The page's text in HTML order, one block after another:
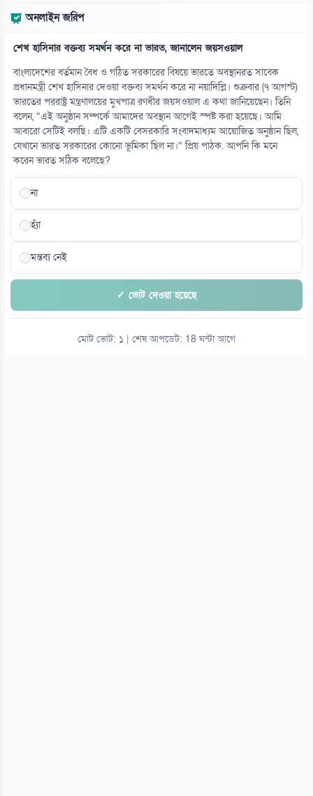
০৮ আগস্ট
১৪
হলিউডের পরবর্তী ধাপে প্রিয়াঙ্কা
০৮ আগস্ট
১৫
কোনো শিল্পীকে এভাবে অসম্মান করা করা উচিত নয়: হাসান
০৮ আগস্ট
অনলাইন জরিপ
শেখ হাসিনার বক্তব্য সমর্থন করে না ভারত, জানালেন জয়সওয়াল
বাংলাদেশের বর্তমান বৈধ ও গঠিত সরকারের বিষয়ে ভারতে অবস্থানরত সাবেক
প্রধানমন্ত্রী শেখ হাসিনার দেওয়া বক্তব্য সমর্থন করে না নয়াদিল্লি। শুক্রবার (৭ আগস্ট)
ভারতের পররাষ্ট্র মন্ত্রণালয়ের মুখপাত্র রণধীর জয়সওয়াল এ কথা জানিয়েছেন। তিনি
বলেন, “এই অনুষ্ঠান সম্পর্কে আমাদের অবস্থান আগেই স্পষ্ট করা হয়েছে। আমি
আবারো সেটিই বলছি। এটি একটি বেসরকারি সংবাদমাধ্যম আয়োজিত অনুষ্ঠান ছিল,
যেখানে ভারত সরকারের কোনো ভূমিকা ছিল না।” প্রিয় পাঠক. আপনি কি মনে
করেন ভারত সঠিক বলেছে?
না
হ্যাঁ
মন্তব্য নেই
✓ ভোট দেওয়া হয়েছে
মোট ভোট: ১ | শেষ আপডেট: 18 ঘন্টা আগে